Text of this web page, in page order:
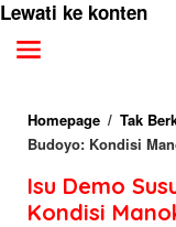
Lewati ke konten
Homepage / Tak
Budoyo: Kondisi
Isu Demo
Kondisi